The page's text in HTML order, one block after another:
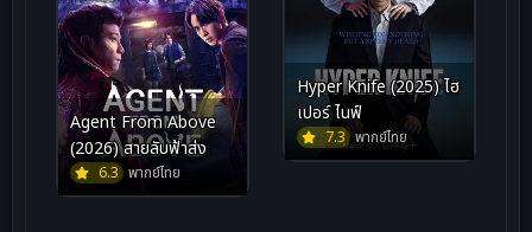
Agent From Above
(2026) สายลับฟ้าส่ง
6.3 พากย์ไทย
Hyper Knife (2025) ไฮ
เปอร์ ไนฟ์
7.3 พากย์ไทย